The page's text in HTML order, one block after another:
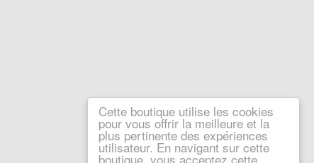
Cette boutique utilise les cookies
pour vous offrir la meilleure et la
plus pertinente des expériences
utilisateur. En navigant sur cette
boutique, vous acceptez cette